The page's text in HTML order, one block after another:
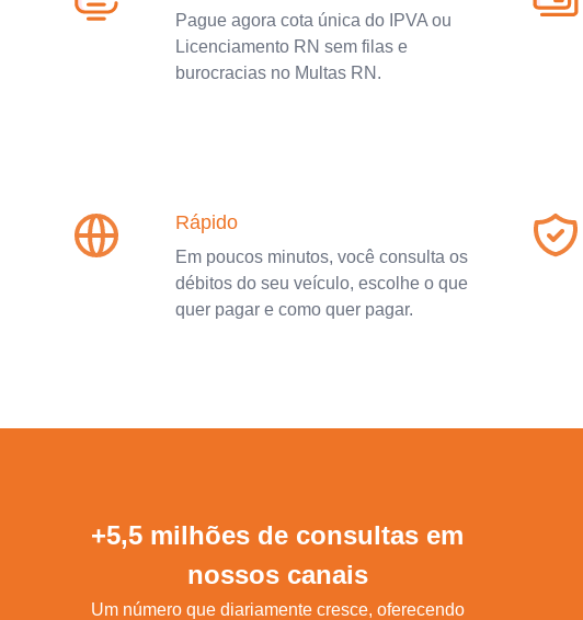
Pague agora cota única do IPVA ou
Licenciamento RN sem filas e
burocracias no Multas RN.
Rápido
Em poucos minutos, você consulta os
débitos do seu veículo, escolhe o que
quer pagar e como quer pagar.
+5,5 milhões de consultas em
nossos canais
Um número que diariamente cresce, oferecendo